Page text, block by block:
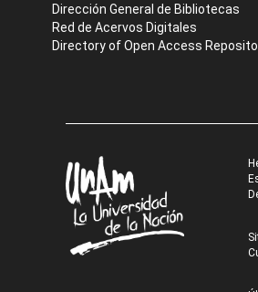
Dirección General de Bibliotecas
Red de Acervos Digitales
Directory of Open Access